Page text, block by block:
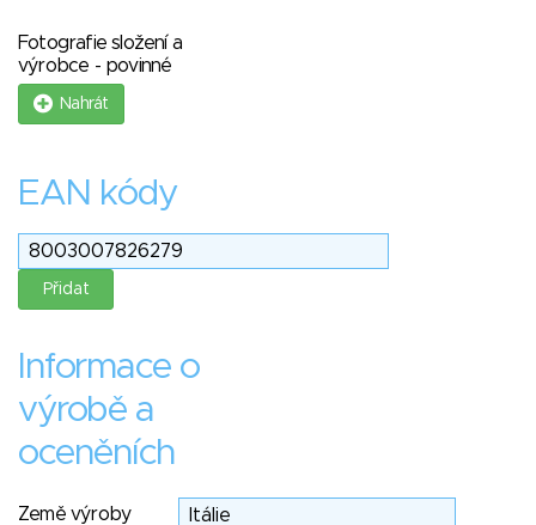
Fotografie složení a
výrobce - povinné
Nahrát
EAN kódy
Informace o
výrobě a
oceněních
Země výroby